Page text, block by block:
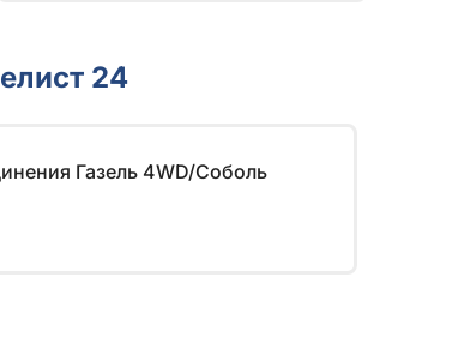
24
Газель 4WD/Соболь